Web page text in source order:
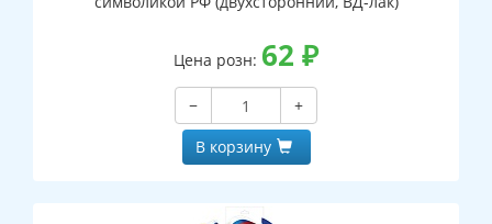
Цена розн: 62 ₽
−
+
В корзину